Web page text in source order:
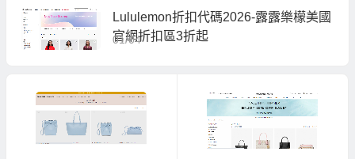
Lululemon折扣代碼2026-露露樂檬美國
官網折扣區3折起
01/04